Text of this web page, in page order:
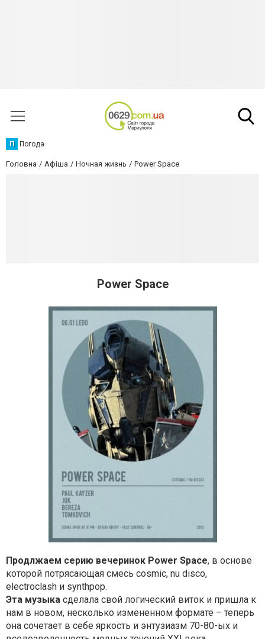
П Погода
Головна Афіша Ночная жизнь Power Space
Power Space
Продлжаем серию вечеринок Power Space, в основе
которой потрясающая смесь cosmic, nu disco,
electroclash и synthpop.
Эта музыка сделала свой логический виток и пришла к
нам в новом, несколько измененном формате – теперь
она сочетает в себе яркость и энтузиазм 70-80-ых и